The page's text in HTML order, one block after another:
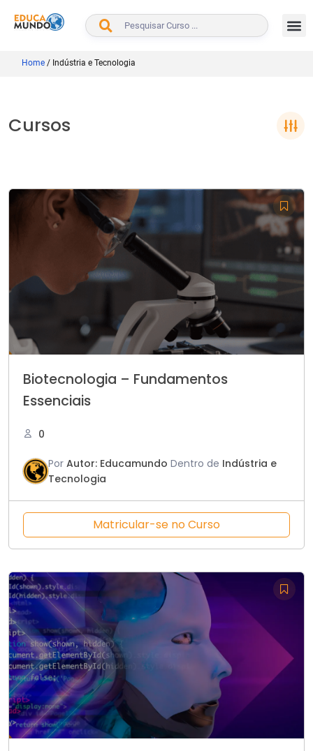
BUSCAR
Home / Indústria e Tecnologia
Cursos
Biotecnologia – Fundamentos
Essenciais
0
Por Autor: Educamundo Dentro de Indústria e
Tecnologia
Matricular-se no Curso